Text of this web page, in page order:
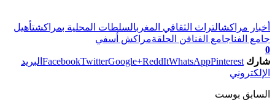
أخبار مراكشالتراث الثقافي المغربالسلطات المحلية بمراكشتأهيل
جامع الفناجامع الفنافن الحلقةمراكش أسفي
0
شارك
FacebookTwitterGoogle+ReddItWhatsAppPinterest
البريد
الإلكتروني
السابق بوست